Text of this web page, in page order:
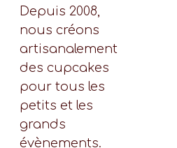
Depuis 2008,
nous créons
artisanalement
des cupcakes
pour tous les
petits et les
grands
évènements.